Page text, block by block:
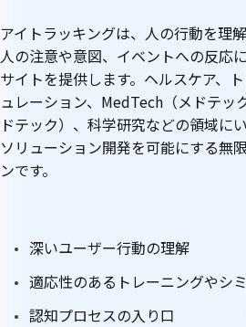
アイトラッキングは、人の行動を理
人の注意や意図、イベントへの反応
サイトを提供します。ヘルスケア、
ュレーション、MedTech（メドテッ
ドテック）、科学研究などの領域に
ソリューション開発を可能にする無
ンです。
深いユーザー行動の理解
適応性のあるトレーニングやシ
認知プロセスの入り口